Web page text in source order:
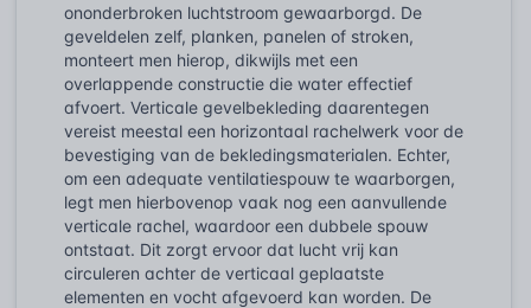
ononderbroken luchtstroom gewaarborgd. De
geveldelen zelf, planken, panelen of stroken,
monteert men hierop, dikwijls met een
overlappende constructie die water effectief
afvoert. Verticale gevelbekleding daarentegen
vereist meestal een horizontaal rachelwerk voor de
bevestiging van de bekledingsmaterialen. Echter,
om een adequate ventilatiespouw te waarborgen,
legt men hierbovenop vaak nog een aanvullende
verticale rachel, waardoor een dubbele spouw
ontstaat. Dit zorgt ervoor dat lucht vrij kan
circuleren achter de verticaal geplaatste
elementen en vocht afgevoerd kan worden. De